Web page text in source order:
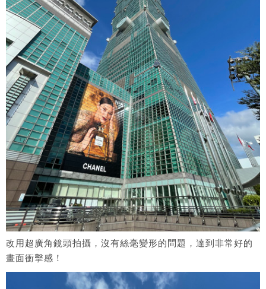
改用超廣角鏡頭拍攝，沒有絲毫變形的問題，達到非常好的
畫面衝擊感！